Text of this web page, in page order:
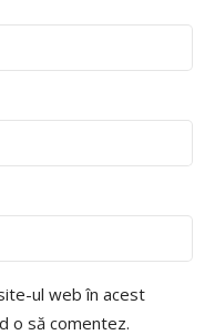
ul web în acest
o să comentez.